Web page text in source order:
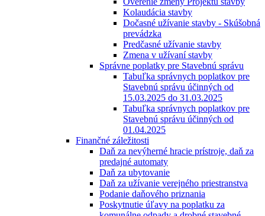
Kolaudácia stavby
Dočasné užívanie stavby - Skúšobná
prevádzka
Predčasné užívanie stavby
Zmena v užívaní stavby
Správne poplatky pre Stavebnú správu
Tabuľka správnych poplatkov pre
Stavebnú správu účinných od
15.03.2025 do 31.03.2025
Tabuľka správnych poplatkov pre
Stavebnú správu účinných od
01.04.2025
Finančné záležitosti
Daň za nevýherné hracie prístroje, daň za
predajné automaty
Daň za ubytovanie
Daň za užívanie verejného priestranstva
Podanie daňového priznania
Poskytnutie úľavy na poplatku za